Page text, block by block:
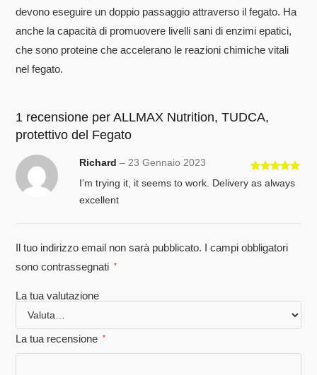
devono eseguire un doppio passaggio attraverso il fegato. Ha
anche la capacità di promuovere livelli sani di enzimi epatici,
che sono proteine ​​che accelerano le reazioni chimiche vitali
nel fegato.
1 recensione perALLMAX Nutrition, TUDCA,
protettivo del Fegato
Valutato 5
Richard– 23 Gennaio 2023
I’m trying it, it seems to work. Delivery as always
excellent
Il tuo indirizzo email non sarà pubblicato. I campi obbligatori
sono contrassegnati
*
La tua valutazione
La tua recensione *